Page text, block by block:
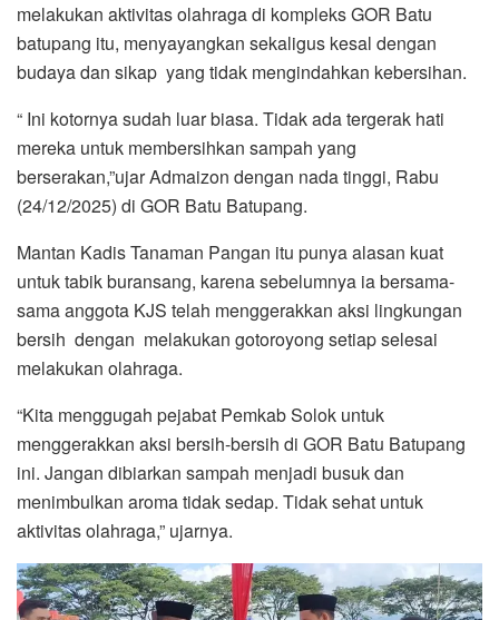
melakukan aktivitas olahraga di kompleks GOR Batu
batupang itu, menyayangkan sekaligus kesal dengan
budaya dan sikap yang tidak mengindahkan kebersihan.
“ Ini kotornya sudah luar biasa. Tidak ada tergerak hati
mereka untuk membersihkan sampah yang
berserakan,”ujar Admaizon dengan nada tinggi, Rabu
(24/12/2025) di GOR Batu Batupang.
Mantan Kadis Tanaman Pangan itu punya alasan kuat
untuk tabik buransang, karena sebelumnya ia bersama-
sama anggota KJS telah menggerakkan aksi lingkungan
bersih dengan melakukan gotoroyong setiap selesai
melakukan olahraga.
“Kita menggugah pejabat Pemkab Solok untuk
menggerakkan aksi bersih-bersih di GOR Batu Batupang
ini. Jangan dibiarkan sampah menjadi busuk dan
menimbulkan aroma tidak sedap. Tidak sehat untuk
aktivitas olahraga,” ujarnya.